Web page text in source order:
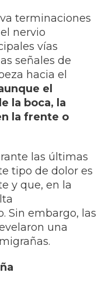
terminaciones
nervio
vías
señales de
hacia el
el
la boca, la
la frente o
las últimas
tipo de dolor es
y que, en la
Sin embargo, las
una